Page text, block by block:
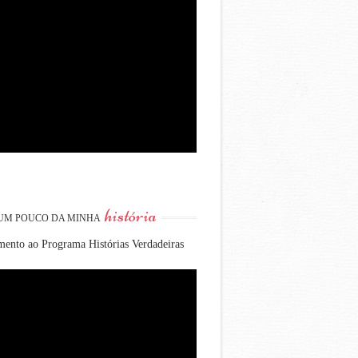
POUCO DA MINHA história
ao Programa Histórias Verdadeiras